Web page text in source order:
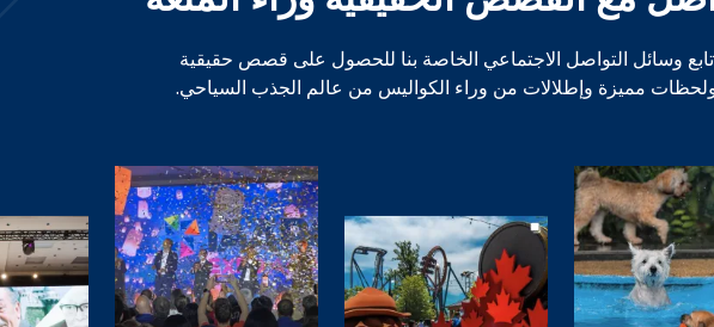
تابع وسائل التواصل الاجتماعي الخاصة بنا للحصول على قصص حقيقية
مميزة وإطلالات من وراء الكواليس من عالم الجذب السياحي.